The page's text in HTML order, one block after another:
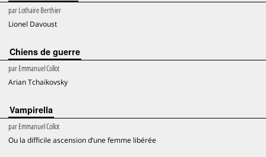
parLothaire Berthier
Lionel Davoust
Chiens de guerre
parEmmanuel Collot
Arian Tchaikovsky
Vampirella
parEmmanuel Collot
Ou la difficile ascension d’une femme libérée